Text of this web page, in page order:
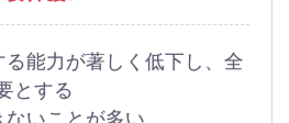
る能力が著しく低下し、全
とする